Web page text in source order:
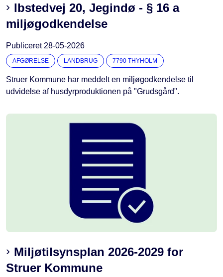
Ibstedvej 20, Jegindø - § 16 a
miljøgodkendelse
Publiceret 28-05-2026
AFGØRELSE LANDBRUG 7790 THYHOLM
Struer Kommune har meddelt en miljøgodkendelse til
udvidelse af husdyrproduktionen på "Grudsgård".
Miljøtilsynsplan 2026-2029 for
Struer Kommune